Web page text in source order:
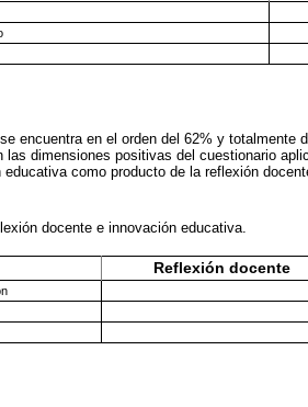
encuentra en el orden del 62% y totalmente
las dimensiones positivas del cuestionario
como producto de la reflexión
docente e innovación educativa.
Reflexión docente